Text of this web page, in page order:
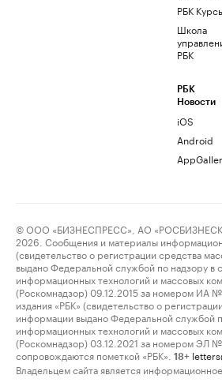
РБК
Школа
РБК
РБК
Новости
iOS
Android
© ООО «БИЗНЕСПРЕСС», АО
2026. Сообщения и материалы
(свидетельство о регистрации средства
выдано Федеральной службой по надзору в
информационных технологий и массовых
(Роскомнадзор) 09.12.2015 за номером ИА
издания «РБК» (свидетельство о
информации выдано Федеральной службой
информационных технологий и массовых
(Роскомнадзор) 03.12.2021 за номером ЭЛ
сопровождаются пометкой «РБК».
18+
Владельцем сайта является информационное